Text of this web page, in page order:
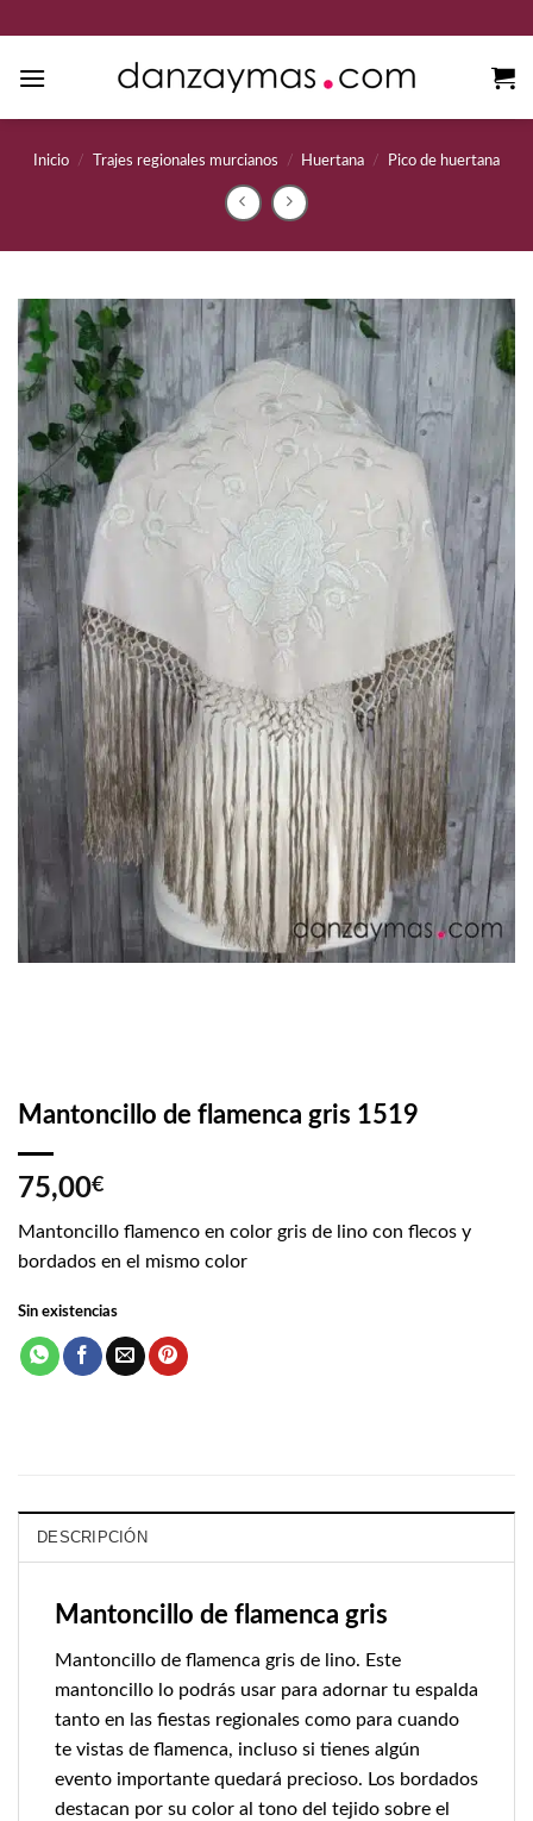
contenido
Inicio / Trajes regionales murcianos / Huertana / Pico de huertana
Mantoncillo de flamenca gris 1519
75,00€
Mantoncillo flamenco en color gris de lino con flecos y
bordados en el mismo color
Sin existencias
DESCRIPCIÓN
Mantoncillo de flamenca gris
Mantoncillo de flamenca gris de lino. Este
mantoncillo lo podrás usar para adornar tu espalda
tanto en las fiestas regionales como para cuando
te vistas de flamenca, incluso si tienes algún
evento importante quedará precioso. Los bordados
destacan por su color al tono del tejido sobre el